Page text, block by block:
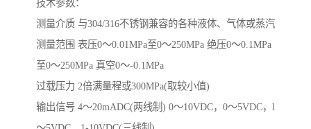
技术参数：
测量介质 与304/316不锈钢兼容的各种液体、气体或蒸汽
测量范围 表压0～0.01MPa至0～250MPa 绝压0～0.1MPa
至0～250MPa 真空0～-0.1MPa
过载压力 2倍满量程或300MPa(取较小值)
输出信号 4～20mADC(两线制) 0～10VDC，0～5VDC，l